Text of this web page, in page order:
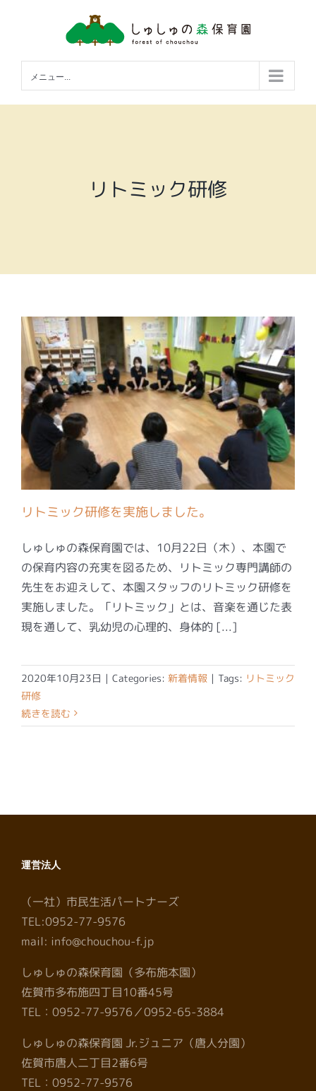
メニュー...
リトミック研修
リトミック研修を実施しました。
しゅしゅの森保育園では、10月22日（木）、本園で
の保育内容の充実を図るため、リトミック専門講師の
先生をお迎えして、本園スタッフのリトミック研修を
実施しました。「リトミック」とは、音楽を通じた表
現を通して、乳幼児の心理的、身体的 [...]
2020年10月23日 | Categories: 新着情報 | Tags: リトミック
研修
続きを読む
運営法人
（一社）市民生活パートナーズ
TEL:0952-77-9576
mail: info@chouchou-f.jp
しゅしゅの森保育園（多布施本園）
佐賀市多布施四丁目10番45号
TEL：0952-77-9576／0952-65-3884
しゅしゅの森保育園 Jr.ジュニア（唐人分園）
佐賀市唐人二丁目2番6号
TEL：0952-77-9576